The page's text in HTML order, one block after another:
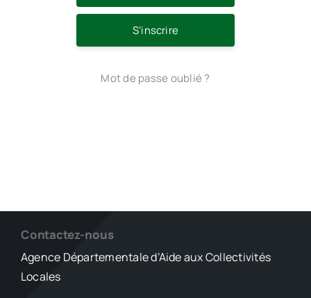
S’inscrire
Mot de passe oublié ?
Contactez-nous
Agence Départementale d’Aide aux Collectivités
Locales